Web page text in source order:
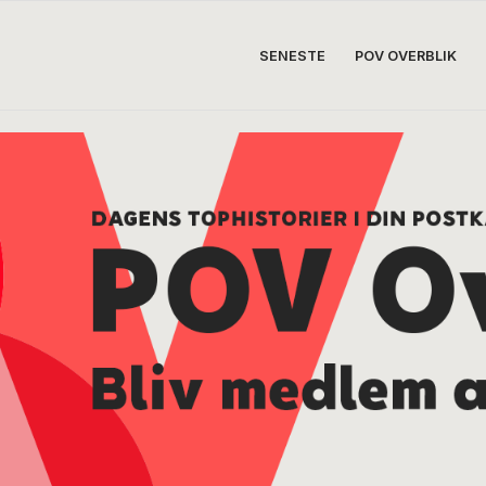
SENESTE POV OVERBLIK